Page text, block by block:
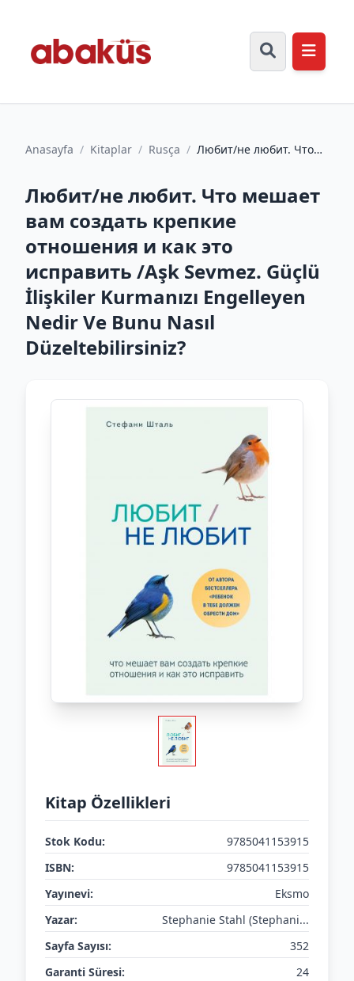
Anasayfa / Kitaplar / Rusça / Любит/не любит. Что
как эт...
Любит/не любит. Что мешает
вам создать крепкие
отношения и как это
исправить /Aşk Sevmez. Güçlü
İlişkiler Kurmanızı Engelleyen
Nedir Ve Bunu Nasıl
Düzeltebilirsiniz?
Kitap Özellikleri
Stok Kodu:
9785041153915
ISBN:
9785041153915
Yayınevi:
Eksmo
Yazar:
Stephanie Stahl (Stephani...
Sayfa Sayısı:
352
Garanti Süresi:
24